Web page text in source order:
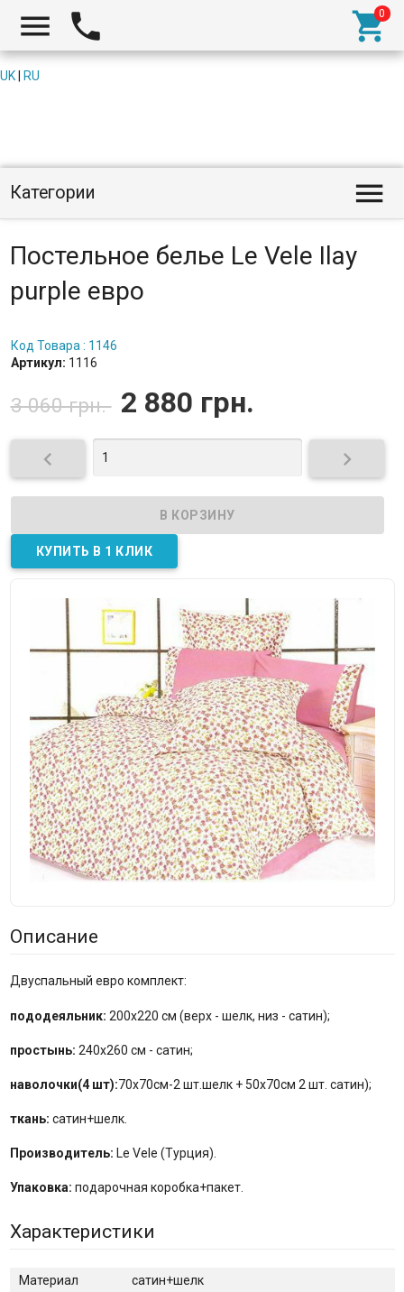
  
UK RU
Категории 
Постельное белье Le Vele Ilay
purple евро
Код Товара : 1146
Артикул: 1116
3 060 грн. 2 880 грн.
 
Описание
Двуспальный евро комплект:
пододеяльник: 200x220 см (верх - шелк, низ - сатин);
простынь: 240x260 см - сатин;
наволочки(4 шт):70x70см-2 шт.шелк + 50x70см 2 шт. сатин);
ткань: сатин+шелк.
Производитель: Le Vele (Турция).
Упаковка: подарочная коробка+пакет.
Характеристики
Материал
сатин+шелк